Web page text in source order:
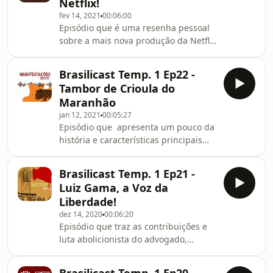
24-a-revolta-da-vacina/ FICHA
TÉCNICA - BRASILICAST Daniel
Walassy (Apresentação/ Roteiro/
Edição) Dani Ramaianne (Design
Gráfico/ Voz nas Vinhetas)
Netflix!
fev 14, 2021 00:06:00
Episódio que é uma resenha pessoal
sobre a mais nova produção da Netflix
https://multibrasilis.wordpress.com/2021/02/14/
23-invasao-folclorica-na-netflix/ FICHA
TÉCNICA - BRASILICAST Daniel
Walassy (Apresentação/ Roteiro/
Edição) Dani Ramaianne (Design
Gráfico/ Voz nas Vinhetas)
Brasilicast Temp. 1 Ep22 -
Tambor de Crioula do
Maranhão
jan 12, 2021 00:05:27
Episódio que apresenta um pouco da
história e características principais
https://multibrasilis.wordpress.com/2021/01/12/
22-tambor-de-crioula-do-maranhao/
FICHA TÉCNICA - BRASILICAST Daniel
Walassy (Apresentação/ Roteiro/
Edição) Dani Ramaianne (Design
Gráfico/ Voz nas Vinhetas)
Brasilicast Temp. 1 Ep21 -
Luiz Gama, a Voz da
Liberdade!
dez 14, 202000:06:20
Episódio que traz as contribuições e
luta abolicionista do advogado,